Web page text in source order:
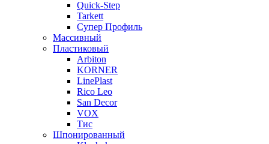
Quick-Step
Tarkett
Супер Профиль
Массивный
Пластиковый
Arbiton
KORNER
LinePlast
Rico Leo
San Decor
VOX
Тис
Шпонированный